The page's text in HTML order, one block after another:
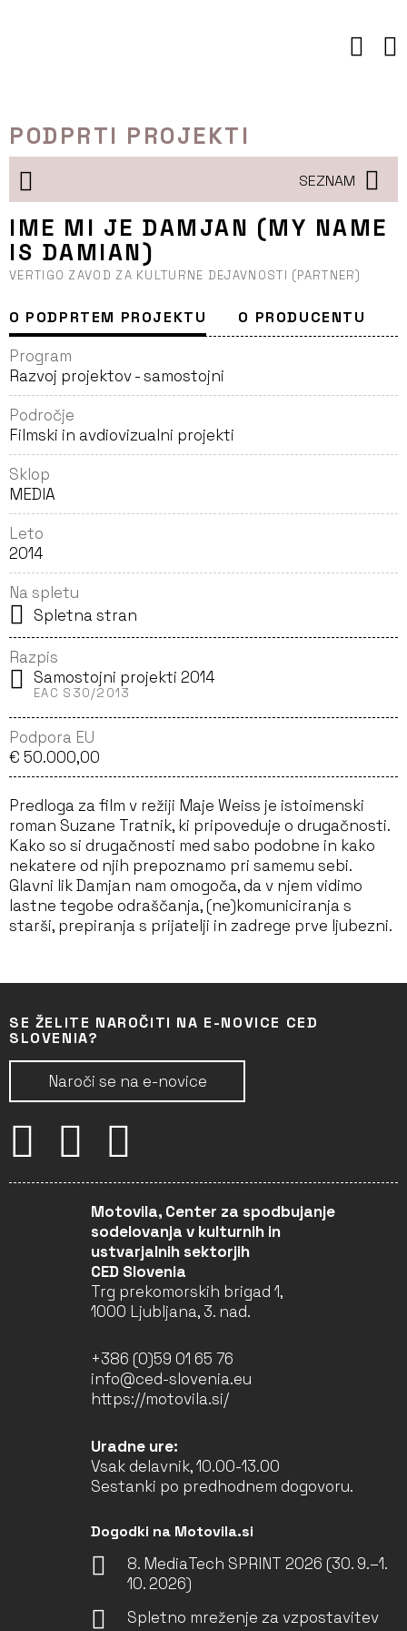
PODPRTI PROJEKTI
SEZNAM
IME MI JE DAMJAN (MY NAME
IS DAMIAN)
VERTIGO ZAVOD ZA KULTURNE DEJAVNOSTI (PARTNER)
O PODPRTEM PROJEKTU O PRODUCENTU
Program
Razvoj projektov - samostojni
Področje
Filmski in avdiovizualni projekti
Sklop
MEDIA
Leto
2014
Na spletu
Spletna stran
Razpis
Samostojni projekti 2014
EAC S30/2013
Podpora EU
€ 50.000,00
Predloga za film v režiji Maje Weiss je istoimenski
roman Suzane Tratnik, ki pripoveduje o drugačnosti.
Kako so si drugačnosti med sabo podobne in kako
nekatere od njih prepoznamo pri samemu sebi.
Glavni lik Damjan nam omogoča, da v njem vidimo
lastne tegobe odraščanja, (ne)komuniciranja s
starši, prepiranja s prijatelji in zadrege prve ljubezni.
SE ŽELITE NAROČITI NA E-NOVICE CED
SLOVENIA?
Naroči se na e-novice
Motovila, Center za spodbujanje
sodelovanja v kulturnih in
ustvarjalnih sektorjih
CED Slovenia
Trg prekomorskih brigad 1,
1000 Ljubljana, 3. nad.
+386 (0)59 01 65 76
info@ced-slovenia.eu
https://motovila.si/
Uradne ure:
Vsak delavnik, 10.00-13.00
Sestanki po predhodnem dogovoru.
Dogodki na Motovila.si
8. MediaTech SPRINT 2026 (30. 9.–1.
10. 2026)
Spletno mreženje za vzpostavitev